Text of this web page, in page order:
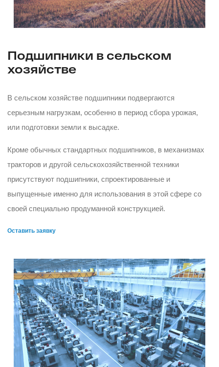
Подшипники в сельском
хозяйстве
В сельском хозяйстве подшипники подвергаются
серьезным нагрузкам, особенно в период сбора урожая,
или подготовки земли к высадке.
Кроме обычных стандартных подшипников, в механизмах
тракторов и другой сельскохозяйственной техники
присутствуют подшипники, спроектированные и
выпущенные именно для использования в этой сфере со
своей специально продуманной конструкцией.
Оставить заявку